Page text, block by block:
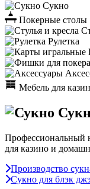
Сукно
Покерные столы
Рулетка
Мебель для
Профессиональный
для казино и
Производство
Сукно для блэк